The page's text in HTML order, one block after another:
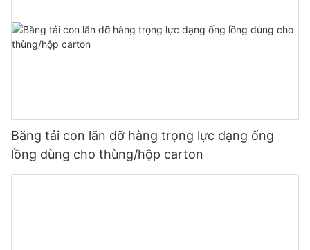
Băng tải con lăn dỡ hàng trọng lực dạng ống
lồng dùng cho thùng/hộp carton